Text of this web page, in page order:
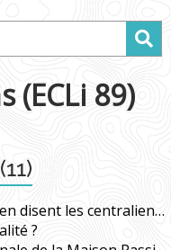
(ECLi 89)
Quel avenir pour la ville ? Qu’en disent les centraliens ?
?